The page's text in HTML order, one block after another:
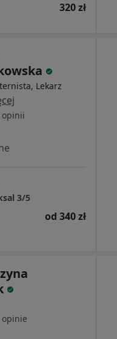
320 zł
Lekarz
opinii
3/5
od 340 zł
opinie